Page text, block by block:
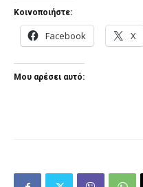
Κοινοποιήστε:
Facebook X
Μου αρέσει αυτό: